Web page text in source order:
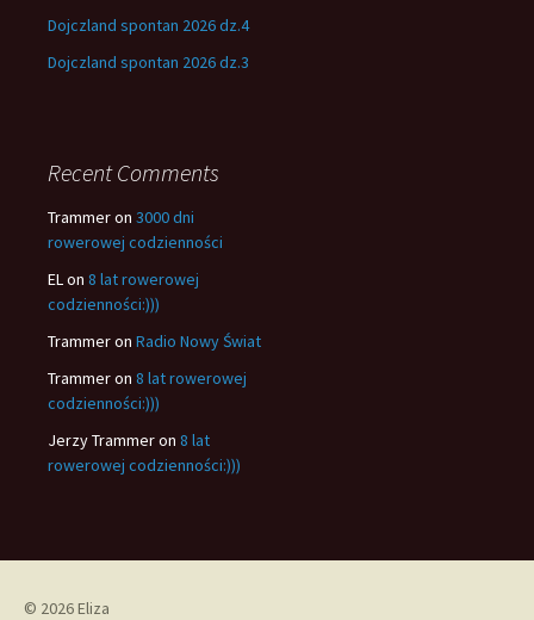
Dojczland spontan 2026 dz.4
Dojczland spontan 2026 dz.3
Recent Comments
Trammeron 3000 dni
rowerowej codzienności
ELon 8 lat rowerowej
codzienności:)))
Trammeron Radio Nowy Świat
Trammeron 8 lat rowerowej
codzienności:)))
Jerzy Trammeron 8 lat
rowerowej codzienności:)))
© 2026 Eliza